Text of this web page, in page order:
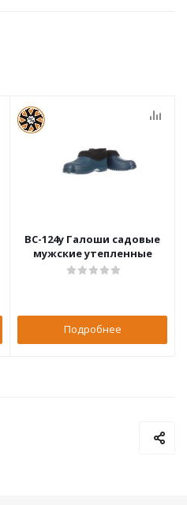
ВС-124у Галоши садовые
мужские утепленные
Подробнее